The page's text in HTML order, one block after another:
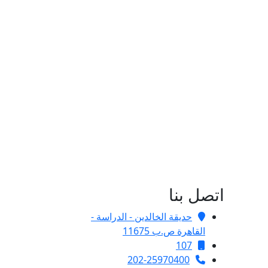
اتصل بنا
حديقة الخالدين - الدراسة -
القاهرة ص.ب 11675
107
202-25970400